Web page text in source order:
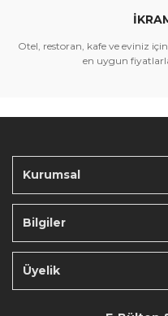
Otel, restoran, kafe ve eviniz
en uygun
Kurumsal
Bilgiler
Üyelik